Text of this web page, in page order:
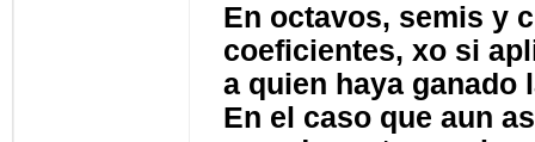
En octavos, semis y
coeficientes, xo si
a quien haya
En el caso que aun